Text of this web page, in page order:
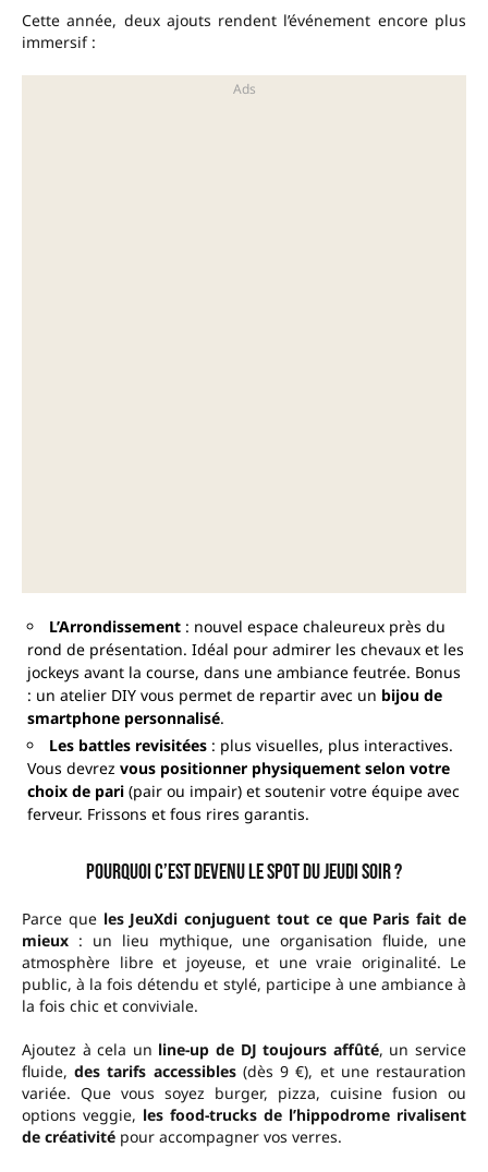
Cette année, deux ajouts rendent l’événement encore plus
immersif :
L’Arrondissement : nouvel espace chaleureux près du
rond de présentation. Idéal pour admirer les chevaux et les
jockeys avant la course, dans une ambiance feutrée. Bonus
: un atelier DIY vous permet de repartir avec un bijou de
smartphone personnalisé.
Les battles revisitées : plus visuelles, plus interactives.
Vous devrez vous positionner physiquement selon votre
choix de pari (pair ou impair) et soutenir votre équipe avec
ferveur. Frissons et fous rires garantis.
Pourquoi c’est devenu LE spot du jeudi soir ?
Parce que les JeuXdi conjuguent tout ce que Paris fait de
mieux : un lieu mythique, une organisation fluide, une
atmosphère libre et joyeuse, et une vraie originalité. Le
public, à la fois détendu et stylé, participe à une ambiance à
la fois chic et conviviale.
Ajoutez à cela un line-up de DJ toujours affûté, un service
fluide,des tarifs accessibles(dès 9 €), et une restauration
variée. Que vous soyez burger, pizza, cuisine fusion ou
options veggie, les food-trucks de l’hippodrome rivalisent
de créativité pour accompagner vos verres.